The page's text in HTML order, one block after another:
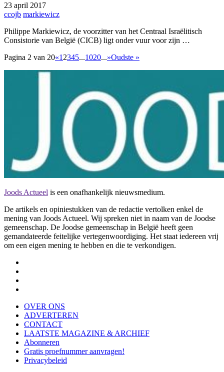
23 april 2017
ccojb markiewicz
Philippe Markiewicz, de voorzitter van het Centraal Israëlitisch
Consistorie van België (CICB) ligt onder vuur voor zijn …
Pagina 2 van 20«1 2345...1020...»Oudste »
Joods Actueel is een onafhankelijk nieuwsmedium.
De artikels en opiniestukken van de redactie vertolken enkel de
mening van Joods Actueel. Wij spreken niet in naam van de Joodse
gemeenschap. De Joodse gemeenschap in België heeft geen
gemandateerde feitelijke vertegenwoordiging. Het staat iedereen vrij
om een eigen mening te hebben en die te verkondigen.
OVER ONS
ADVERTEREN
CONTACT
LAATSTE MAGAZINE & ARCHIEF
Abonneren
Gratis proefnummer aanvragen!
Privacybeleid